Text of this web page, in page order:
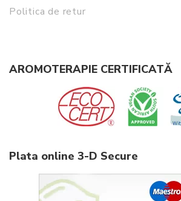
Politica de retur
AROMOTERAPIE CERTIFICATĂ
Plata online 3-D Secure